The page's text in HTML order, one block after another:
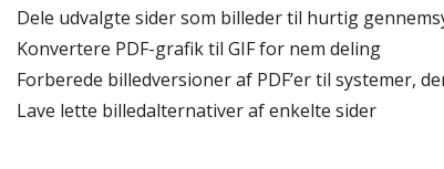
Dele udvalgte sider som billeder til hurtig
Konvertere PDF-grafik til GIF for nem deling
Forberede billedversioner af PDF’er til systemer,
Lave lette billedalternativer af enkelte sider